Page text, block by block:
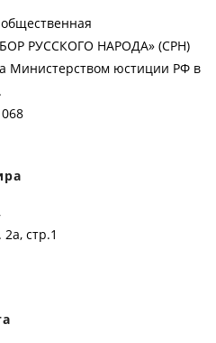
РУССКОГО НАРОДА» (СРН)
Министерством юстиции РФ в
стр.1